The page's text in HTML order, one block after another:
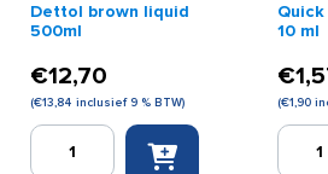
Dettol brown liquid
500ml
€12,70
(€13,84 inclusief 9 % BTW)
Dettol
brown
10 ml
€
(€1,90
Quick